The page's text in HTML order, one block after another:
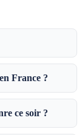
France ?
ce soir ?